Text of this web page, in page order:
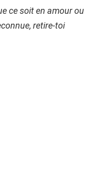
ce soit en amour ou
retire-toi